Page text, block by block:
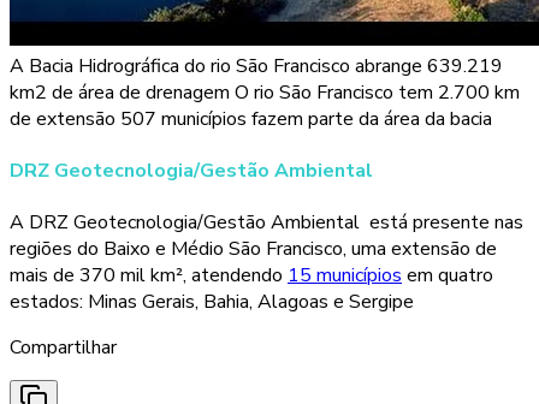
A Bacia Hidrográfica do rio São Francisco abrange 639.219
km2 de área de drenagem O rio São Francisco tem 2.700 km
de extensão 507 municípios fazem parte da área da bacia
DRZ Geotecnologia/Gestão Ambiental
A DRZ Geotecnologia/Gestão Ambiental está presente nas
regiões do Baixo e Médio São Francisco, uma extensão de
mais de 370 mil km², atendendo 15 municípiosem quatro
estados: Minas Gerais, Bahia, Alagoas e Sergipe
Compartilhar